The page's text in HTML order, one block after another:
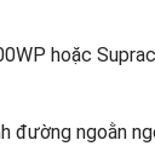
hoặc
đường ngoằn